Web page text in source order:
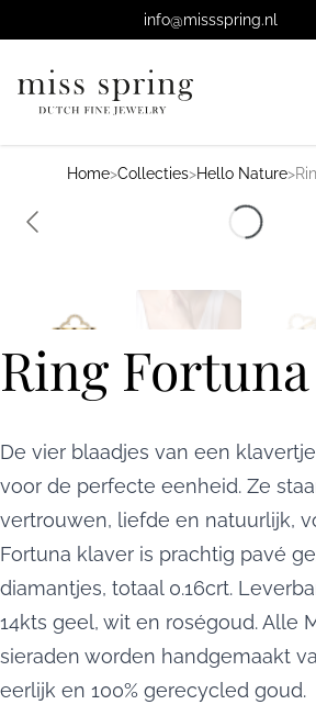
Ga naar de hoofdinhoud.info@missspring.nl
Home>Collecties>Hello Nature>
Ring
De vier blaadjes van een
voor de perfecte eenheid. Ze
vertrouwen, liefde en natuurlijk,
Fortuna klaver is prachtig pavé
diamantjes, totaal 0.16crt.
14kts geel, wit en roségoud. Alle
sieraden worden handgemaakt
eerlijk en 100% gerecycled goud.